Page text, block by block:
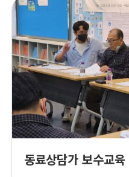
동료상담가 보수교육